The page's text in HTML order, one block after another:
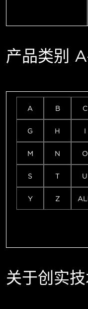
产品类别
A B C
G H I
M N O
S T U
Y Z
关于创实